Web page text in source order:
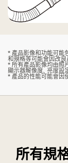
* 產品影像和功能可能
和規格等可能會因改良
* 所有產品影像均由照
顯示器解像度、亮度設
* 產品的性能可能會因
所有規